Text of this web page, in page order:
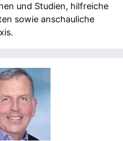
und Studien, hilfreiche
sowie anschauliche